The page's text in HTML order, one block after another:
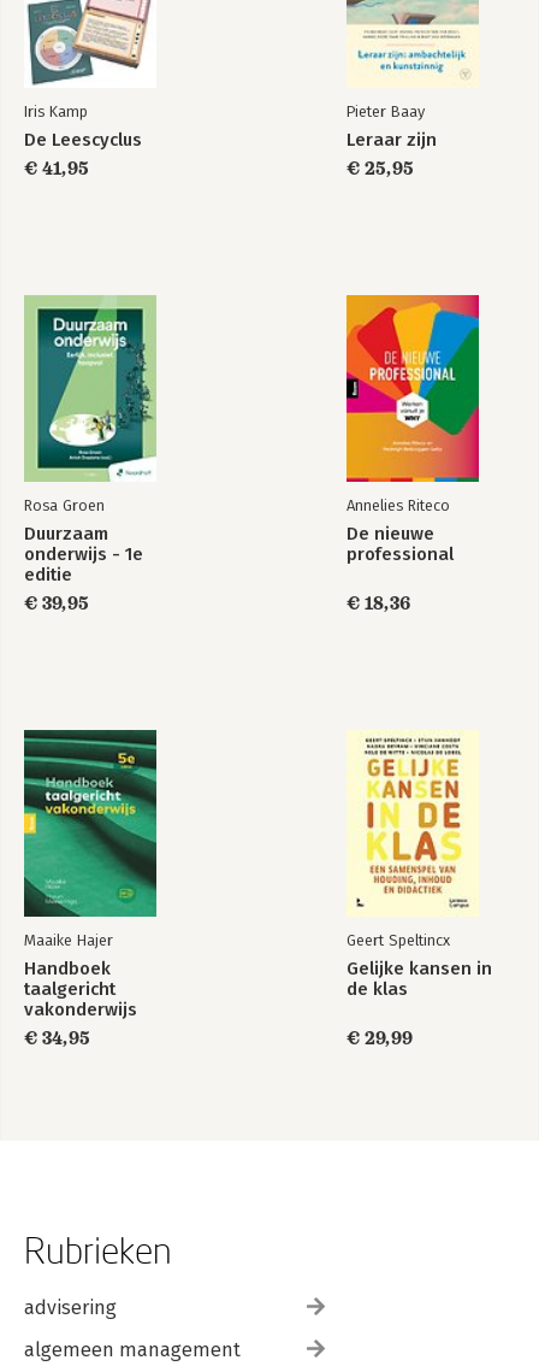
Fred Janssen
10 Wijsgerig-pedagogische achtergronden van het onderwijs
165
Jan Dirk Imelman
11 Epiloog 209
Dankwoord
Iris Kamp
De Leescyclus
€ 41,95
Pieter Baay
Leraar zijn
€ 25,95
Rosa Groen
Duurzaam
onderwijs - 1e
editie
€ 39,95
Annelies Riteco
De nieuwe
professional
€ 18,36
Maaike Hajer
Handboek
taalgericht
vakonderwijs
€ 34,95
Geert Speltincx
Gelijke kansen in
de klas
€ 29,99
Rubrieken
advisering
algemeen management